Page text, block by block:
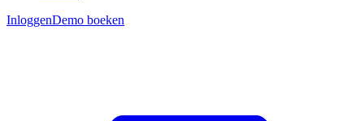
InloggenDemo boeken